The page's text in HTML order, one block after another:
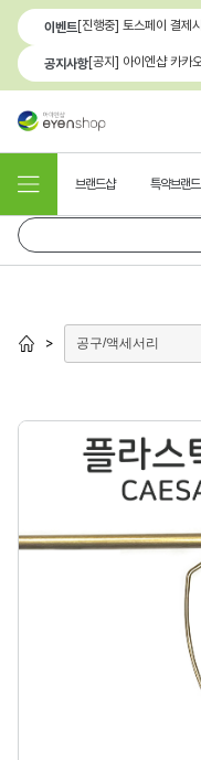
이벤트
공지사항
브랜드샵 특약브랜드
> 공구/액세서리